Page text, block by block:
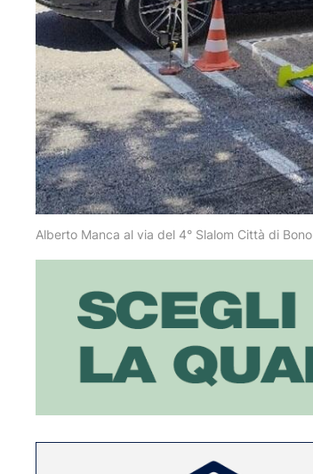
Alberto Manca al via del 4° Slalom Città di Bono